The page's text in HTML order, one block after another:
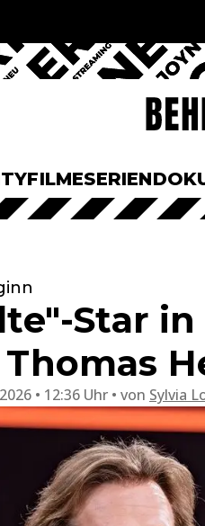
FILMESERIEN
Star
Thomas
• 12:36 Uhr von Sylvia